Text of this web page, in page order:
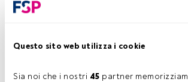
Questo sito web utilizza i cookie
Sia noi che i nostri 45 partner
Tempo di lettura:4 min.